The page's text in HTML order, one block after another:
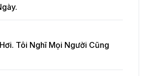
Tôi Nghĩ Mọi Người Cũng